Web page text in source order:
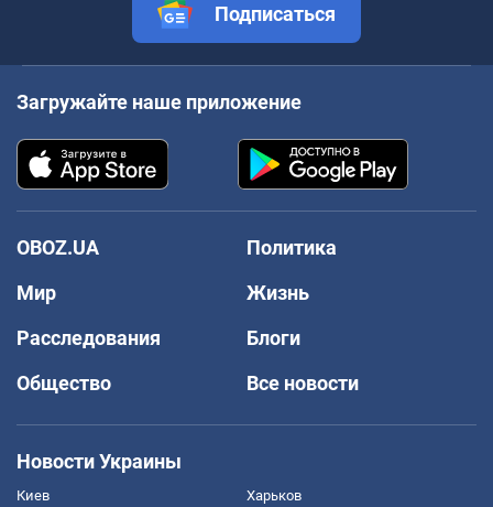
Подписаться
Загружайте наше приложение
OBOZ.UA
Политика
Мир
Жизнь
Расследования
Блоги
Общество
Все новости
Новости Украины
Киев Харьков